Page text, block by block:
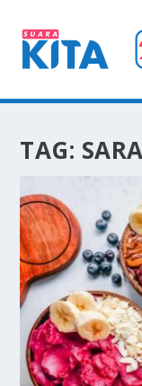
TAG: